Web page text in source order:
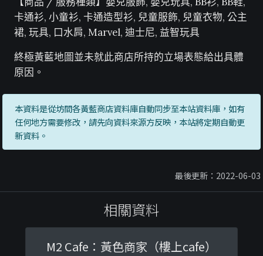
卡通衫, 小童衫, 卡通造型衫, 兒童服飾, 兒童衣物, 公主
裙, 玩具, 口水肩, Marvel, 迪士尼, 益智玩具
終極黃藍地圖並未就此商店所持的立場表態給出具體
原因。
本資料是從坊間各黃藍商店資料庫自動同步至本站資料庫，如有
任何地方需要修改，請先向資料來源方反映，本站將定期自動更
新資料。
最後更新：2022-06-03
相關資料
M2 Cafe：黃色商家（樓上cafe）